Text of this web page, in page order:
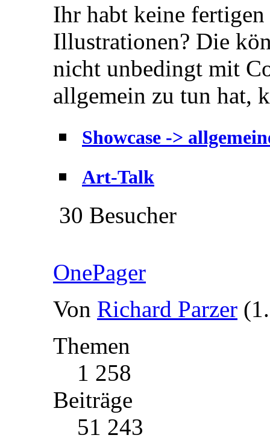
Ihr habt keine
Illustrationen? Die
nicht unbedingt mit
allgemein zu tun hat,
Showcase ->
Art-Talk
30 Besucher
OnePager
Von Richard Parzer
Themen
1 258
Beiträge
51 243